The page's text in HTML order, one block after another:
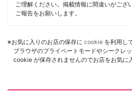
ご理解ください。掲載情報に間違いがござ
ご報告をお願いします。
※お気に入りのお店の保存に cookie を利用し
ブラウザのプライベートモードやシークレ
cookie が保存されませんのでお店をお気に